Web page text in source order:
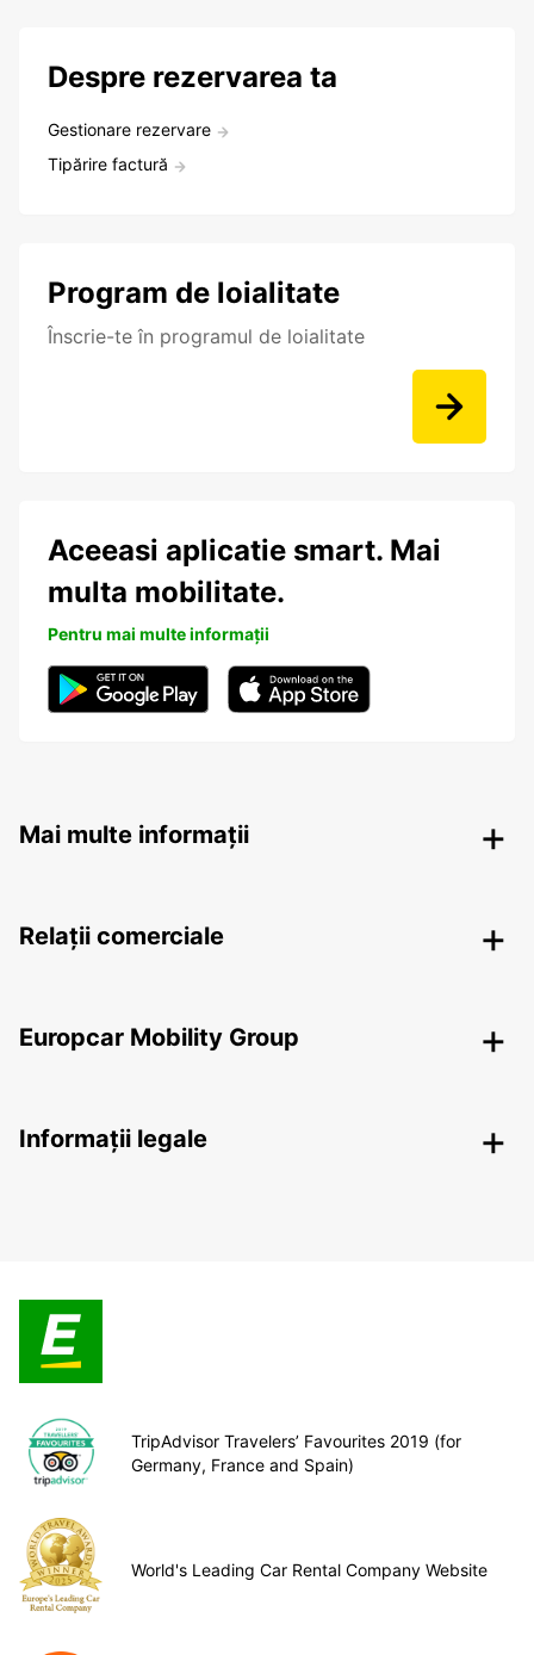
Despre rezervarea ta
Gestionare rezervare
Tipărire factură
Program de loialitate
Înscrie-te în programul de loialitate
Aceeasi aplicatie smart. Mai
multa mobilitate.
Pentru mai multe informații
Mai multe informații
Relații comerciale
Europcar Mobility Group
Informații legale
TripAdvisor Travelers’ Favourites 2019 (for
Germany, France and Spain)
World's Leading Car Rental Company Website